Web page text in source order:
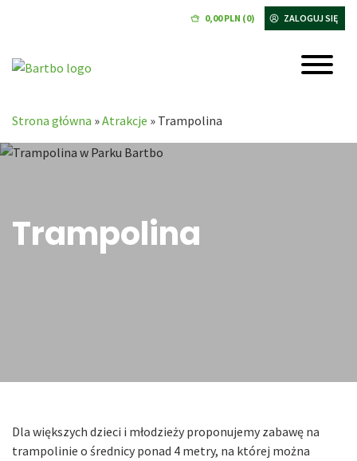
0,00PLN (0) ZALOGUJ SIĘ
Strona główna »Atrakcje » Trampolina
Trampolina
Dla większych dzieci i młodzieży proponujemy zabawę na
trampolinie o średnicy ponad 4 metry, na której można